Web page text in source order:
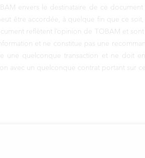
envers le destinataire de ce
être accordée, à quelque fin que ce
reflètent l’opinion de TOBAM et sont
et ne constitue pas une
une quelconque transaction et ne doit
avec un quelconque contrat portant sur